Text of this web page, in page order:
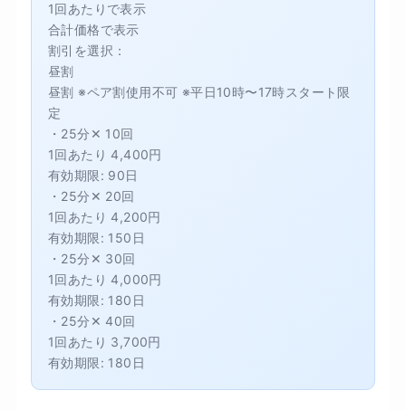
1回あたりで表示
合計価格で表示
割引を選択：
昼割
昼割 ※ペア割使用不可 ※平日10時〜17時スタート限
定
・25分✕ 10回
1回あたり 4,400円
有効期限: 90日
・25分✕ 20回
1回あたり 4,200円
有効期限: 150日
・25分✕ 30回
1回あたり 4,000円
有効期限: 180日
・25分✕ 40回
1回あたり 3,700円
有効期限: 180日